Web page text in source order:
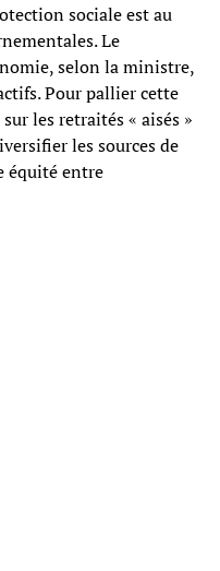
sociale est au
Le
selon la ministre,
Pour pallier cette
les retraités « aisés »
les sources de
équité entre